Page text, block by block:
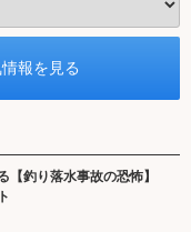
【釣り落水事故の恐怖】